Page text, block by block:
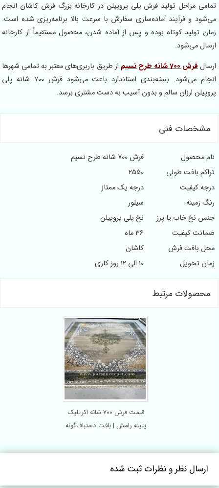
مراحل تولید فرش پلی پروپیلن در کارخانه بزرگ فرش کاشان انجام
و فرآیند آماده‌سازی سفارش با سرعت بالا برنامه‌ریزی شده است.
تولید کوتاه بوده و پس از آماده شدن، محصول مستقیماً از کارخانه
می‌شود.
فرش 700 شانه طرح نسیم
از طریق باربری‌های معتبر به تمامی شهرها
انجام می‌شود. بسته‌بندی استاندارد باعث می‌شود فرش 700 شانه پلی
ارزان سالم و بدون آسیب به دست مشتری برسد.
مشخصات فنی
محصول
فرش 700 شانه طرح نسیم
بافت طولی
2550
کیفیت
درجه یک ممتاز
زمینه
سیلور
نخ خاب یا پرز
نخ پلی پروپیلن
کیفیت
36 ماه
بافت فرش
کاشان
تحویل
محصولات مرتبط
قیمت فرش 700 شانه اکریلیک
پتینه رامش | بافت دستباف‌گونه
ارسال نظر و نظرات ثبت شده